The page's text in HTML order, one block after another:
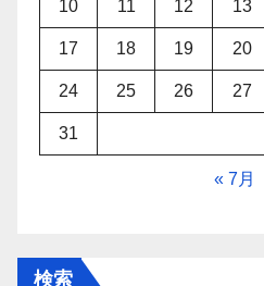
10 11 12 13
17 18 19 20
24 25 26 27
31
« 7月
検索